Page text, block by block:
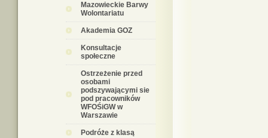
Mazowieckie Barwy
Wolontariatu
Akademia GOZ
Konsultacje
społeczne
Ostrzeżenie przed
osobami
podszywającymi sie
pod pracowników
WFOŚiGW w
Warszawie
Podróże z klasą